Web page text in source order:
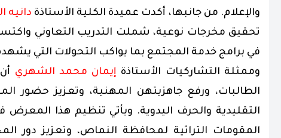
والإعلام. من جانبها، أكدت عميدة الكلية الأستاذة دانيه
تحقيق مخرجات نوعية، شملت التدريب التعاوني
في برامج خدمة المجتمع بما يواكب التحولات التي
وممثلة التشاركيات الأستاذة إيمان محمد الشهري
الطالبات، ورفع جاهزيتهن المهنية، وتعزيز حضور
التقليدية والحرف اليدوية. ويأتي تنظيم هذا المعرض
المقومات التراثية لمحافظة النماص، وتعزيز